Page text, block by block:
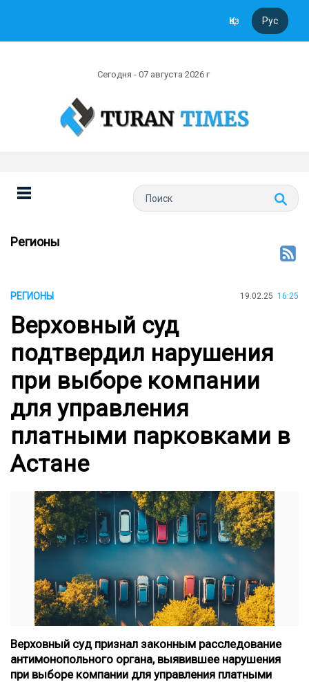
Қаз Рус
Сегодня - 07 августа 2026 г
Регионы
РЕГИОНЫ 19.02.25 16:25
Верховный суд
подтвердил нарушения
при выборе компании
для управления
платными парковками в
Астане
Верховный суд признал законным расследование
антимонопольного органа, выявившее нарушения
при выборе компании для управления платными